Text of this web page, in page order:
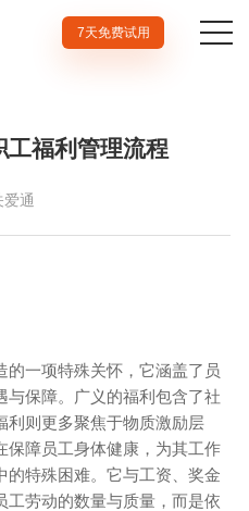
7天免费试用
工福利管理流程
通
的一项特殊关怀，它涵盖了员
与保障。广义的福利包含了社
利则更多聚焦于物质激励层
保障员工身体健康，为其工作
的特殊困难。它与工资、奖金
工劳动的数量与质量，而是依